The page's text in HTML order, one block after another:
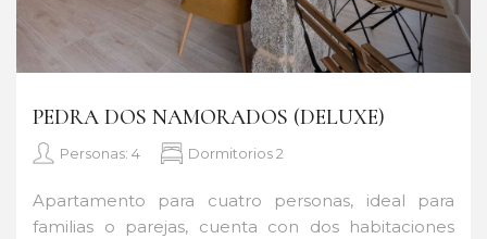
PEDRA DOS NAMORADOS (DELUXE)
Personas: 4 Dormitorios 2
Apartamento para cuatro personas, ideal para
familias o parejas, cuenta con dos habitaciones